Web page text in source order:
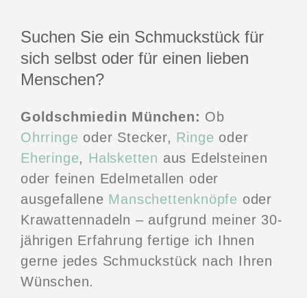
Suchen Sie ein Schmuckstück für
sich selbst oder für einen lieben
Menschen?
Goldschmiedin München: Ob
Ohrringe oder Stecker, Ringe oder
Eheringe, Halsketten aus Edelsteinen
oder feinen Edelmetallen oder
ausgefallene Manschettenknöpfe oder
Krawattennadeln – aufgrund meiner 30-
jährigen Erfahrung fertige ich Ihnen
gerne jedes Schmuckstück nach Ihren
Wünschen.